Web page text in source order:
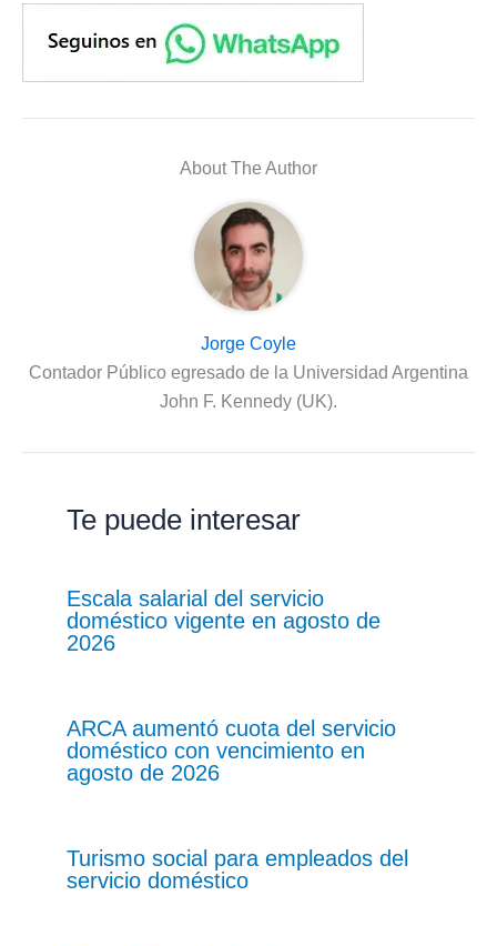
About The Author
Jorge Coyle
Contador Público egresado de la Universidad Argentina
John F. Kennedy (UK).
Te puede interesar
Escala salarial del servicio
doméstico vigente en agosto de
2026
ARCA aumentó cuota del servicio
doméstico con vencimiento en
agosto de 2026
Turismo social para empleados del
servicio doméstico